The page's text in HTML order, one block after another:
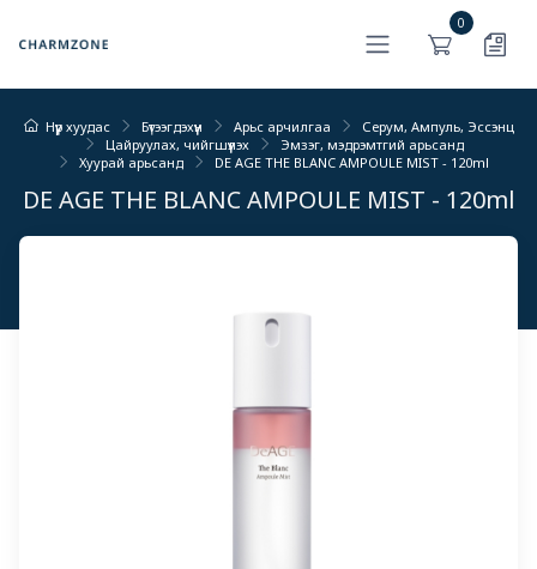
0
Нүүр хуудас Бүтээгдэхүүн Арьс арчилгаа
Серум, Ампуль, Эссэнц
Цайруулах, чийгшүүлэх
Эмзэг, мэдрэмтгий арьсанд
Хуурай арьсанд
DE AGE THE BLANC AMPOULE MIST - 120ml
DE AGE THE BLANC AMPOULE MIST - 120ml